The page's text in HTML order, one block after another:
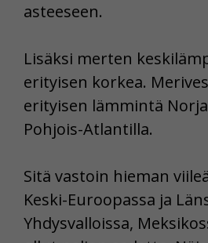
asteeseen.
Lisäksi merten
erityisen korkea.
erityisen lämmintä
Pohjois-Atlantilla.
Sitä vastoin hieman
Keski-Euroopassa ja
Yhdysvalloissa,